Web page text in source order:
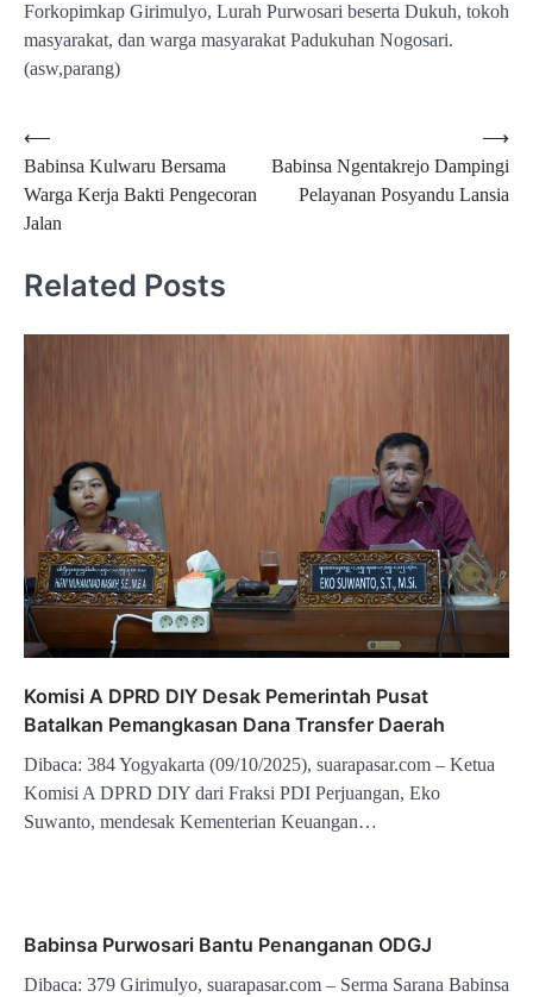
Forkopimkap Girimulyo, Lurah Purwosari beserta Dukuh, tokoh
masyarakat, dan warga masyarakat Padukuhan Nogosari.
(asw,parang)
Navigasi
pos
⟵
Babinsa Kulwaru Bersama
Warga Kerja Bakti Pengecoran
Jalan
Babinsa Ngentakrejo Dampingi
Pelayanan Posyandu Lansia
⟶
Related Posts
Komisi A DPRD DIY Desak Pemerintah Pusat
Batalkan Pemangkasan Dana Transfer Daerah
Dibaca: 384 Yogyakarta (09/10/2025), suarapasar.com – Ketua
Komisi A DPRD DIY dari Fraksi PDI Perjuangan, Eko
Suwanto, mendesak Kementerian Keuangan…
Babinsa Purwosari Bantu Penanganan ODGJ
Dibaca: 379 Girimulyo, suarapasar.com – Serma Sarana Babinsa